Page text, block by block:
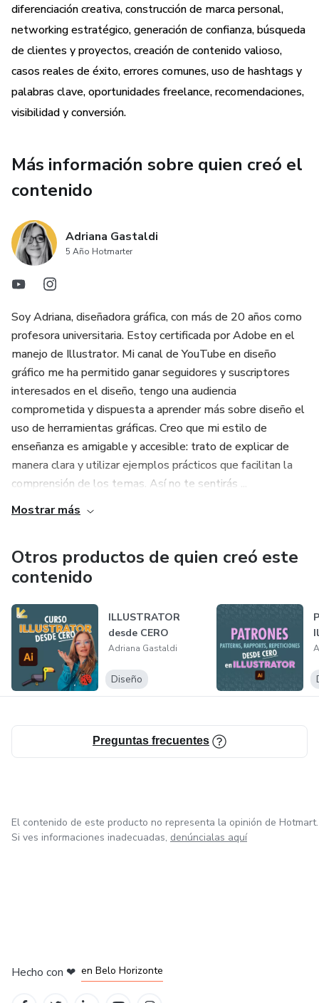
• Cómo hacer networking sin incomodar, creando
conexiones valiosas.
• Analizar resultados: interpreta tus métricas y mejora tu
visibilidad.
* Diseñadores gráficos, ilustradores, fotógrafos y creativos
visuales.
* Estudiantes o profesionales que quieren usar LinkedIn
estratégicamente.
* Quienes buscan visibilidad fuera de Instagram o Behance.
Beneficios:
* Posicionarte como profesional (no solo como ejecutor).
* Atraer clientes y oportunidades de calidad.
* Mostrar tu valor con claridad, sin fórmulas rígidas.
Incluye BONUS:
para crear contenido estratégico, optimizar tu perfil y
No necesitas miles de seguidores, solo saber cómo
mostrar tu talento en el lugar correcto.
Empieza hoy a usar LinkedIn con claridad, autenticidad y
estrategia profesional.
diferenciación creativa, construcción de marca personal,
networking estratégico, generación de confianza, búsqueda
de clientes y proyectos, creación de contenido valioso,
casos reales de éxito, errores comunes, uso de hashtags y
palabras clave, oportunidades freelance, recomendaciones,
visibilidad y conversión.
Más información sobre quien creó el
contenido
Adriana Gastaldi
5 Año Hotmarter
Soy Adriana, diseñadora gráfica, con más de 20 años como
profesora universitaria. Estoy certificada por Adobe en el
manejo de Illustrator. Mi canal de YouTube en diseño
gráfico me ha permitido ganar seguidores y suscriptores
interesados en el diseño, tengo una audiencia
comprometida y dispuesta a aprender más sobre diseño el
uso de herramientas gráficas. Creo que mi estilo de
enseñanza es amigable y accesible: trato de explicar de
manera clara y utilizar ejemplos prácticos que facilitan la
comprensión de los temas. Así no te sentirás ...
Mostrar más
Otros productos de quien creó este
contenido
ILLUSTRATOR
desde CERO
Adriana Gastaldi
Diseño
Preguntas frecuentes
El contenido de este producto no representa la opinión de Hotmart.
Si ves informaciones inadecuadas, denúncialas aquí
Hecho con ❤ en Belo Horizonte